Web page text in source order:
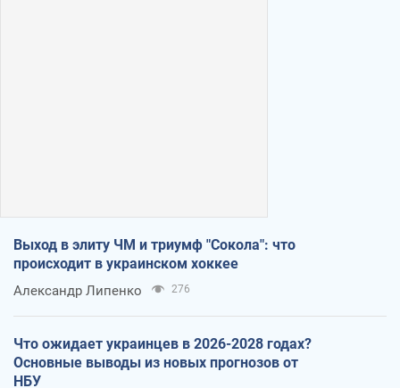
Выход в элиту ЧМ и триумф "Сокола": что
происходит в украинском хоккее
Александр Липенко 276
Что ожидает украинцев в 2026-2028 годах?
Основные выводы из новых прогнозов от
НБУ